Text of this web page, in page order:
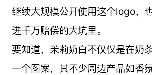
继续大规模公开使用这个logo，
进千万赔偿的大坑里。
要知道，茉莉奶白不仅仅是在奶
一个图案，其不少周边产品如香